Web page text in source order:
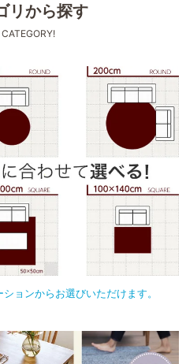
リから探す
ョンからお選びいただけます。